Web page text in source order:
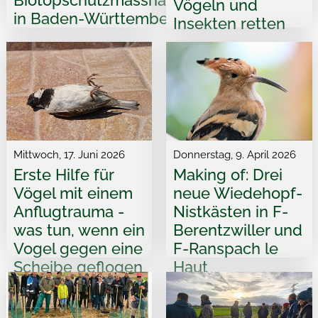
in Baden-Württemberg
Vögeln und
Insekten retten
Mittwoch, 17. Juni 2026
Erste Hilfe für
Vögel mit einem
Anflugtrauma -
was tun, wenn ein
Vogel gegen eine
Scheibe geflogen
ist?
Donnerstag, 9. April 2026
Making of: Drei
neue Wiedehopf-
Nistkästen in F-
Berentzwiller und
F-Ranspach le
Haut